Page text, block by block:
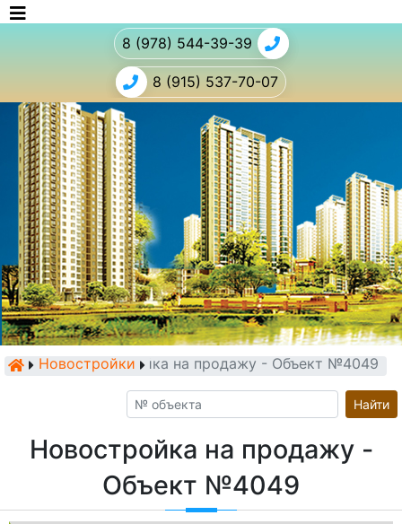
8 (978) 544-39-39
8 (915) 537-70-07
Новостройки
Новостройка на продажу - Объект №4049
Найти
Новостройка на продажу -
Объект №4049